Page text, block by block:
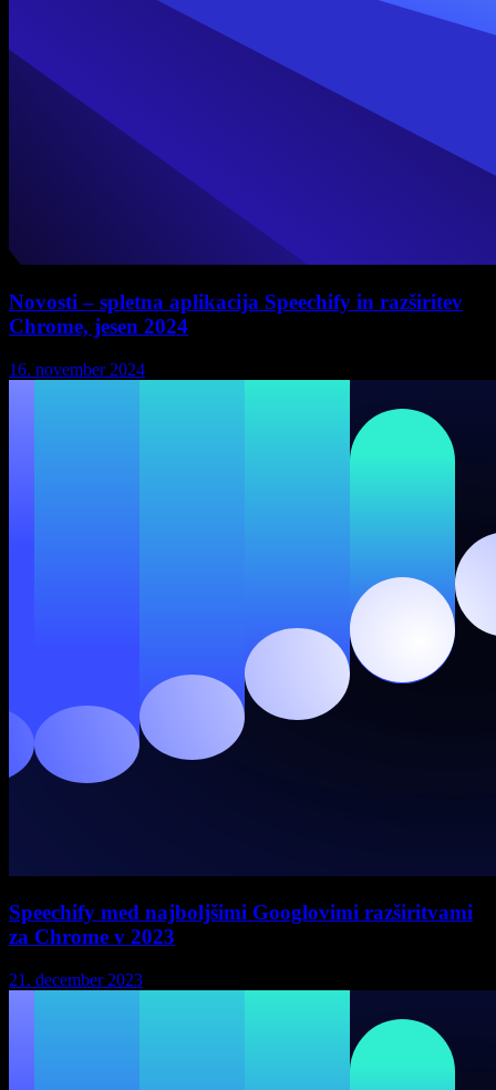
Novosti – spletna aplikacija Speechify in razširitev
Chrome, jesen 2024
16. november 2024
Speechify med najboljšimi Googlovimi razširitvami
za Chrome v 2023
21. december 2023